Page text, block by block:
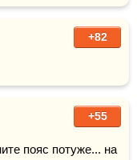
+82
+55
пояс потуже... на